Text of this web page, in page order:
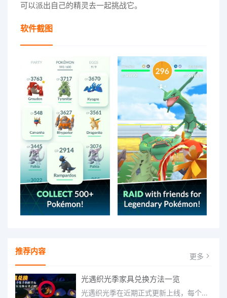
可以派出自己的精灵去一起挑战它。
软件截图
推荐内容 更多
光遇织光季家具兑换方法一览
光遇织光季在近期正式更新上线，每个季节都有着许多全新内容和资讯可以让你来体验，不少刚体验的小伙伴想要知道